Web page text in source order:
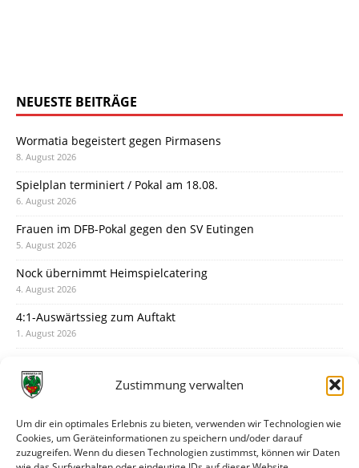
Zustimmung verwalten
Um dir ein optimales Erlebnis zu bieten, verwenden wir Technologien wie
Cookies, um Geräteinformationen zu speichern und/oder darauf
zuzugreifen. Wenn du diesen Technologien zustimmst, können wir Daten
NEUESTE BEITRÄGE
Wormatia begeistert gegen Pirmasens
8. August 2026
Spielplan terminiert / Pokal am 18.08.
6. August 2026
Frauen im DFB-Pokal gegen den SV Eutingen
5. August 2026
Nock übernimmt Heimspielcatering
4. August 2026
4:1-Auswärtssieg zum Auftakt
1. August 2026
31. Juli 2026
30. Juli 2026
Deine Spielminute: 89+1
28. Juli 2026